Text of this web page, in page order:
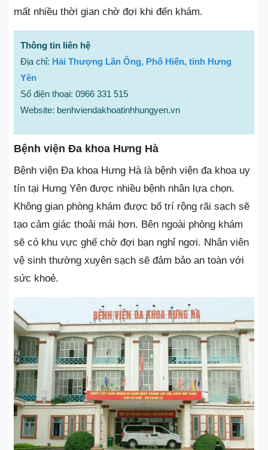
mất nhiều thời gian chờ đợi khi đến khám.
Thông tin liên hệ
Địa chỉ: Hải Thượng Lãn Ông, Phố Hiến, tỉnh Hưng
Yên
Số điện thoại: 0966 331 515
Website: benhviendakhoatinhhungyen.vn
Bệnh viện Đa khoa Hưng Hà
Bệnh viện Đa khoa Hưng Hà là bệnh viện đa khoa uy
tín tại Hưng Yên được nhiều bệnh nhân lựa chọn.
Không gian phòng khám được bố trí rộng rãi sạch sẽ
tạo cảm giác thoải mái hơn. Bên ngoài phòng khám
sẽ có khu vực ghế chờ đợi bạn nghỉ ngơi. Nhân viên
vệ sinh thường xuyên sạch sẽ đảm bảo an toàn với
sức khoẻ.